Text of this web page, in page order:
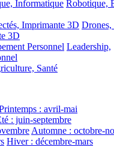
Informatique Robotique,
Imprimante 3D Drones,
3D
Personnel Leadership,
Santé
: avril-mai
: juin-septembre
Automne : octobre-
Hiver : décembre-mars